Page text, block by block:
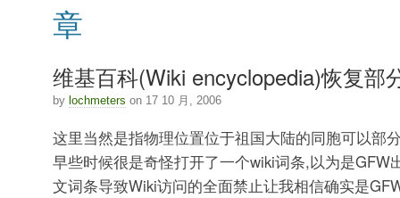
章
维基百科(Wiki encyclopedia)恢复部
by lochmeters on 17 10 月, 2006
这里当然是指物理位置位于祖国大陆的同胞可以部
早些时候很是奇怪打开了一个wiki词条,以为是GFW
文词条导致Wiki访问的全面禁止让我相信确实是